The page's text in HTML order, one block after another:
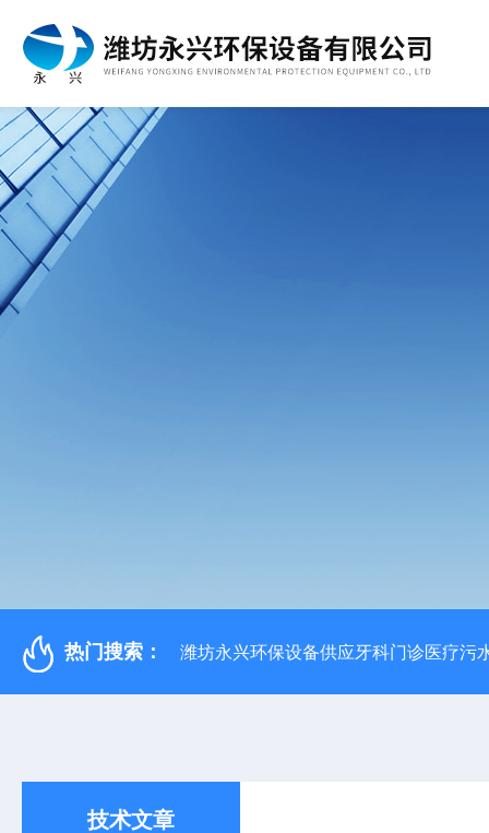
热门搜索： 潍坊永兴环保设备供应牙科门诊医疗污
技术文章